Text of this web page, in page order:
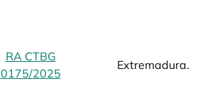
RA CTBG
0175/2025 opens in a new tab
Extremadura.